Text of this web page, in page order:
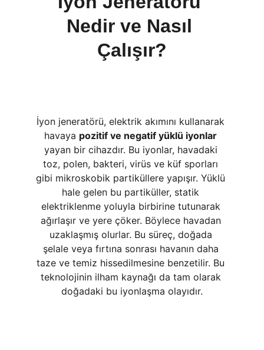
Nedir ve Nasıl
Çalışır?
İyon jeneratörü, elektrik akımını kullanarak
havaya pozitif ve negatif yüklü iyonlar
yayan bir cihazdır. Bu iyonlar, havadaki
toz, polen, bakteri, virüs ve küf sporları
gibi mikroskobik partiküllere yapışır. Yüklü
hale gelen bu partiküller, statik
elektriklenme yoluyla birbirine tutunarak
ağırlaşır ve yere çöker. Böylece havadan
uzaklaşmış olurlar. Bu süreç, doğada
şelale veya fırtına sonrası havanın daha
taze ve temiz hissedilmesine benzetilir. Bu
teknolojinin ilham kaynağı da tam olarak
doğadaki bu iyonlaşma olayıdır.